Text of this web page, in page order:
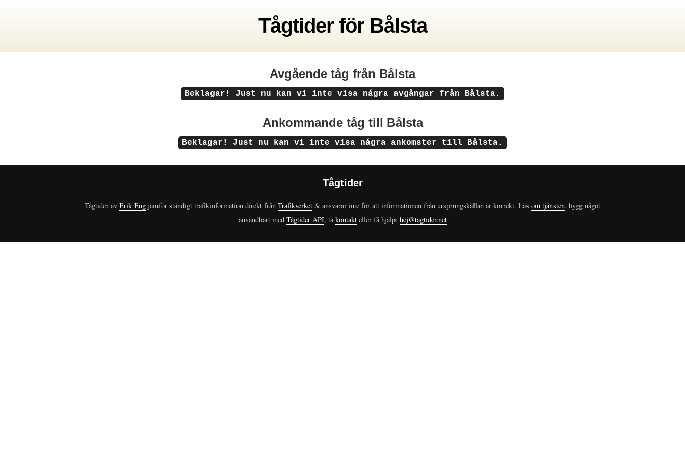
Tågtiderför Bålsta
Avgående tåg från Bålsta
Beklagar! Just nu kan vi inte visa några avgångar från Bålsta.
Ankommande tåg till Bålsta
Beklagar! Just nu kan vi inte visa några ankomster till Bålsta.
Tågtider
Tågtider av Erik Eng jämför ständigt trafikinformation direkt från Trafikverket & ansvarar inte för att informationen från ursprungskällan är korrekt. Läs om tjänsten, bygg något
användbart med Tågtider API, takontakteller få hjälp: hej@tagtider.net